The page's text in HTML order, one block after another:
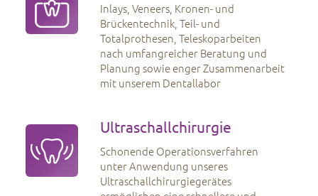
Inlays, Veneers, Kronen- und
Brückentechnik, Teil- und
Totalprothesen, Teleskoparbeiten
nach umfangreicher Beratung und
Planung sowie enger Zusammenarbeit
mit unserem Dentallabor
Ultraschallchirurgie
Schonende Operationsverfahren
unter Anwendung unseres
Ultraschallchirurgiegerätes